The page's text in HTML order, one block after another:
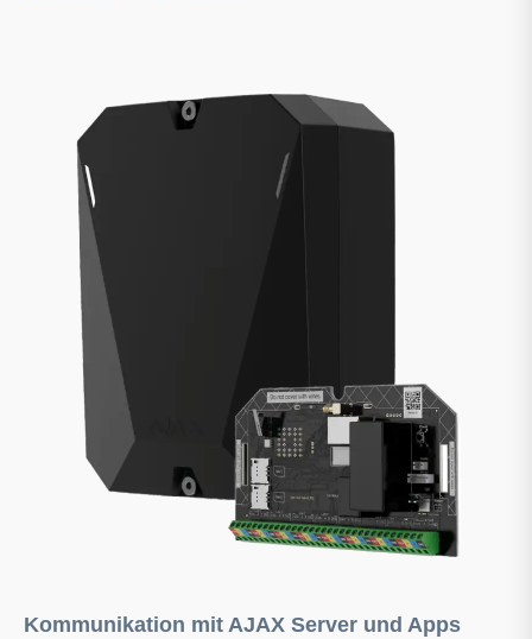
Kommunikation mit AJAX Server und Apps